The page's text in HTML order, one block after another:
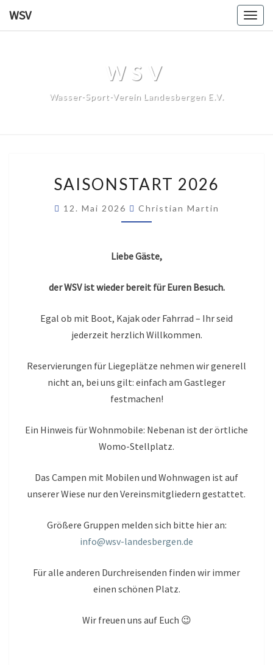
WSV
WSV
Wasser-Sport-Verein Landesbergen E.V.
2026
SAISONSTART 2026
12. Mai 2026 Christian Martin
Liebe Gäste,
der WSV ist wieder bereit für Euren Besuch.
Egal ob mit Boot, Kajak oder Fahrrad – Ihr seid
jederzeit herzlich Willkommen.
Reservierungen für Liegeplätze nehmen wir generell
nicht an, bei uns gilt: einfach am Gastleger
festmachen!
Ein Hinweis für Wohnmobile: Nebenan ist der örtliche
Womo-Stellplatz.
Das Campen mit Mobilen und Wohnwagen ist auf
unserer Wiese nur den Vereinsmitgliedern gestattet.
Größere Gruppen melden sich bitte hier an:
info@wsv-landesbergen.de
Für alle anderen Durchreisenden finden wir immer
einen schönen Platz.
Wir freuen uns auf Euch 😉